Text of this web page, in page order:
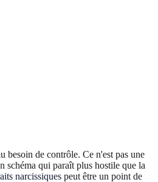
besoin de contrôle. Ce n'est pas une
schéma qui paraît plus hostile que la
narcissiques peut être un point de